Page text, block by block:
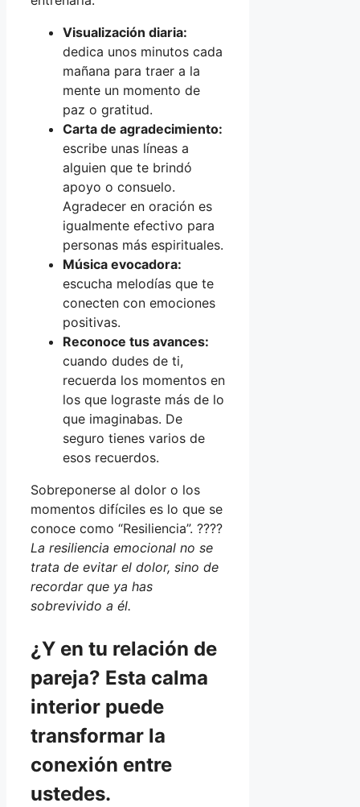
Visualización diaria:
dedica unos minutos cada
mañana para traer a la
mente un momento de
paz o gratitud.
Carta de agradecimiento:
escribe unas líneas a
alguien que te brindó
apoyo o consuelo.
Agradecer en oración es
igualmente efectivo para
personas más espirituales.
Música evocadora:
escucha melodías que te
conecten con emociones
positivas.
Reconoce tus avances:
cuando dudes de ti,
recuerda los momentos en
los que lograste más de lo
que imaginabas. De
seguro tienes varios de
esos recuerdos.
Sobreponerse al dolor o los
momentos difíciles es lo que se
conoce como “Resiliencia”. ????
La resiliencia emocional no se
trata de evitar el dolor, sino de
recordar que ya has
sobrevivido a él.
¿Y en tu relación de
pareja? Esta calma
interior puede
transformar la
conexión entre
ustedes.